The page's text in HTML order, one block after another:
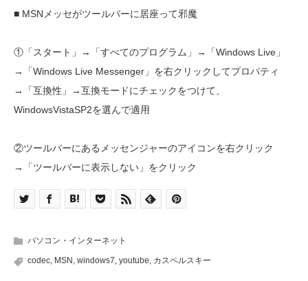
■ MSNメッセがツールバーに居座って邪魔
①「スタート」→「すべてのプログラム」→「Windows Live」
→「Windows Live Messenger」を右クリックしてプロパティ
→「互換性」→互換モードにチェックをつけて、
WindowsVistaSP2を選んで適用
②ツールバーにあるメッセンジャーのアイコンを右クリック
→「ツールバーに表示しない」をクリック
パソコン・インターネット
codec, MSN , windows7, youtube, カスペルスキー